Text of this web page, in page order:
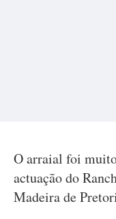
O arraial foi
actuação do
Madeira de